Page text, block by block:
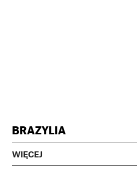
BRAZYLIA
WIĘCEJ